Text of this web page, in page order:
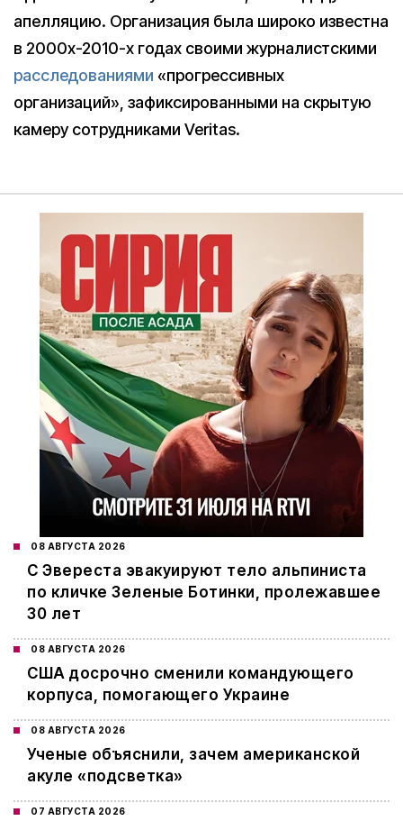
апелляцию. Организация была широко известна
в 2000х-2010-х годах своими журналистскими
расследованиями «прогрессивных
организаций», зафиксированными на скрытую
камеру сотрудниками Veritas.
08 АВГУСТА 2026
С Эвереста эвакуируют тело альпиниста
по кличке Зеленые Ботинки, пролежавшее
30 лет
08 АВГУСТА 2026
США досрочно сменили командующего
корпуса, помогающего Украине
08 АВГУСТА 2026
Ученые объяснили, зачем американской
акуле «подсветка»
07 АВГУСТА 2026